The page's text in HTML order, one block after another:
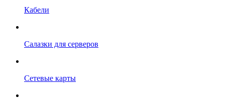
Кабели
Салазки для серверов
Сетевые карты